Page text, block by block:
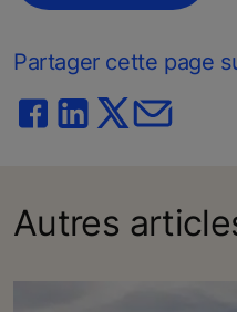
Partager cette page
Autres